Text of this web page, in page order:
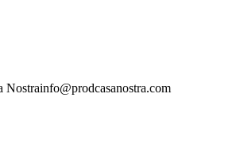
Nostrainfo@prodcasanostra.com